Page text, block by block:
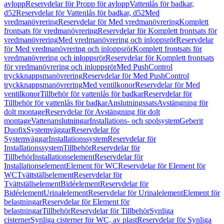
avloppReservdelar för Propp för avloppVattenlås för badkar,
d52Reservdelar för Vattenlås för badkar, d52Med
vredmanövreringReservdelar för Med vredmanövreringKomplett
frontsats för vredmanövreringReservdelar för Komplett frontsats för
vredmanövreringMed vredmanövrering och inloppsrörReservdelar
för Med vredmanövrering och inloppsrörKomplett frontsats för
vredmanövrering och inloppsrörReservdelar för Komplett frontsats
för vredmanövrering och inloppsrörMed PushControl
tryckknappsmanövreringReservdelar för Med PushControl
tryckknappsmanövreringMed ventilkonorReservdelar för Med
ventilkonorTillbehör för vattenlås för badkarReservdelar för
Tillbehör för vattenlås för badkarAnslutningssatsAvstängning för
dolt montageReservdelar för Avstängning för dolt
montageVattenanslutningarInstallations- och spolsystemGeberit
DuofixSystemväggarReservdelar för
SystemväggarInstallationssystemReservdelar för
InstallationssystemTillbehörReservdelar för
TillbehörInstallationselementReservdelar för
InstallationselementElement för WCReservdelar för Element för
WCTvättställselementReservdelar för
TvättställselementBidéelementReservdelar för
BidéelementUrinalelementReservdelar för UrinalelementElement för
belastningarReservdelar för Element för
belastningarTillbehörReservdelar för TillbehörSynliga
cisternerSynliga cisterner för WC, av plastReservdelar för Synliga